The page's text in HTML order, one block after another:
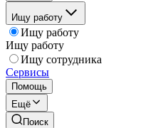
Ищу работу
Ищу работу
Ищу работу
Ищу сотрудника
Сервисы
Помощь
Ещё
Поиск